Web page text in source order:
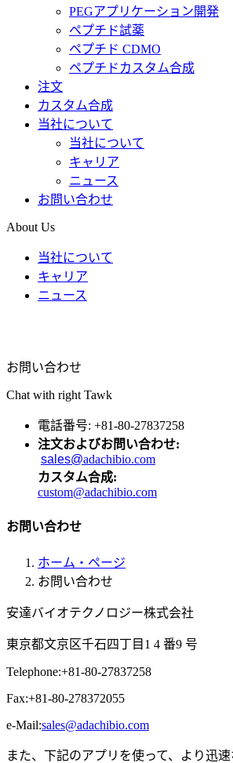
PEGアプリケーション開発
ペプチド試薬
ペプチド CDMO
ペプチドカスタム合成
注文
カスタム合成
当社について
当社について
キャリア
ニュース
お問い合わせ
About Us
当社について
キャリア
ニュース
お問い合わせ
Chat with right Tawk
電話番号: +81-80-27837258
注文およびお問い合わせ:
sales@adachibio.com
カスタム合成:
custom@adachibio.com
お問い合わせ
ホーム・ページ
お問い合わせ
安達バイオテクノロジー株式会社
東京都文京区千石四丁目1 4 番9 号
Telephone:+81-80-27837258
Fax:+81-80-278372055
e-Mail:sales@adachibio.com
また、下記のアプリを使って、より迅